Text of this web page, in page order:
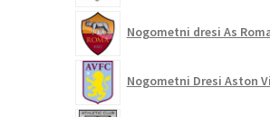
Nogometni dresi As
Nogometni Dresi Aston